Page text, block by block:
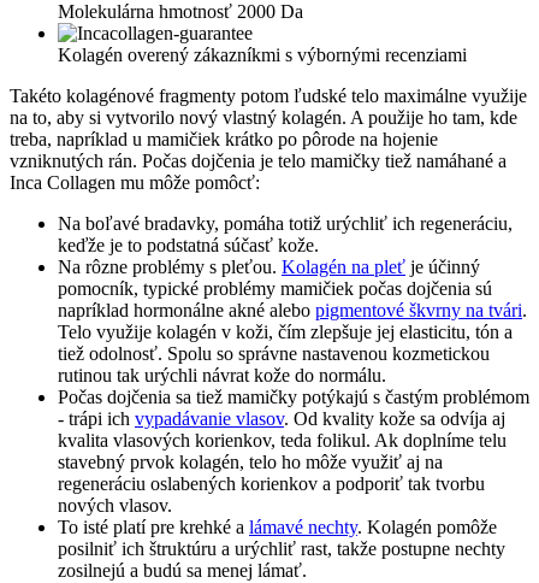
Molekulárna hmotnosť 2000 Da
Kolagén overený zákazníkmi s výbornými recenziami
Takéto kolagénové fragmenty potom ľudské telo maximálne využije
na to, aby si vytvorilo nový vlastný kolagén. A použije ho tam, kde
treba, napríklad u mamičiek krátko po pôrode na hojenie
vzniknutých rán. Počas dojčenia je telo mamičky tiež namáhané a
Inca Collagen mu môže pomôcť:
Na boľavé bradavky, pomáha totiž urýchliť ich regeneráciu,
keďže je to podstatná súčasť kože.
Na rôzne problémy s pleťou. Kolagén na pleť je účinný
pomocník, typické problémy mamičiek počas dojčenia sú
napríklad hormonálne akné alebo pigmentové škvrny na tvári.
Telo využije kolagén v koži, čím zlepšuje jej elasticitu, tón a
tiež odolnosť. Spolu so správne nastavenou kozmetickou
rutinou tak urýchli návrat kože do normálu.
Počas dojčenia sa tiež mamičky potýkajú s častým problémom
- trápi ich vypadávanie vlasov. Od kvality kože sa odvíja aj
kvalita vlasových korienkov, teda folikul. Ak doplníme telu
stavebný prvok kolagén, telo ho môže využiť aj na
regeneráciu oslabených korienkov a podporiť tak tvorbu
nových vlasov.
To isté platí pre krehké a lámavé nechty. Kolagén pomôže
posilniť ich štruktúru a urýchliť rast, takže postupne nechty
zosilnejú a budú sa menej lámať.